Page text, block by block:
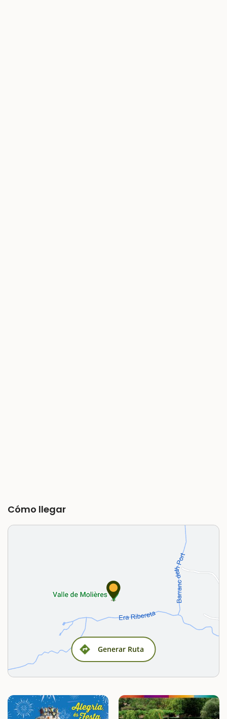
Cómo llegar
Generar Ruta